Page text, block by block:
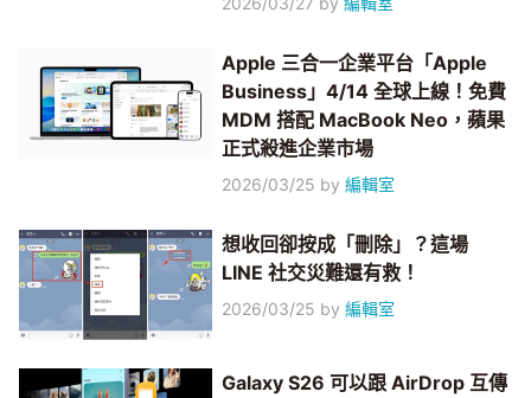
Apple 三合一企業平台「Apple
Business」4/14 全球上線！免費
MDM 搭配 MacBook Neo，蘋果
正式殺進企業市場
2026/03/25 by編輯室
想收回卻按成「刪除」？這場
LINE 社交災難還有救！
2026/03/25 by編輯室
Galaxy S26 可以跟 AirDrop 互傳